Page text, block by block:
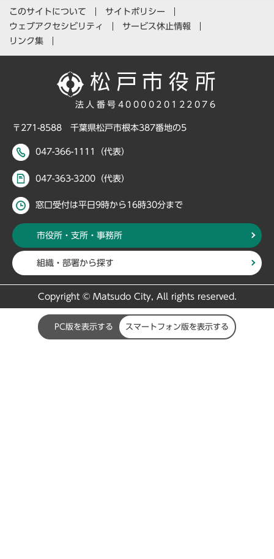
このサイトについて
サイトポリシー
ウェブアクセシビリティ
サービス休止情報
リンク集
法人番号4000020122076
〒271-8588 千葉県松戸市根本387番地の5
047-366-1111（代表）
047-363-3200（代表）
窓口受付は平日9時から16時30分まで
市役所・支所・事務所
組織・部署から探す
Copyright © Matsudo City, All rights reserved.
PC版を表示する スマートフォン版を表示する